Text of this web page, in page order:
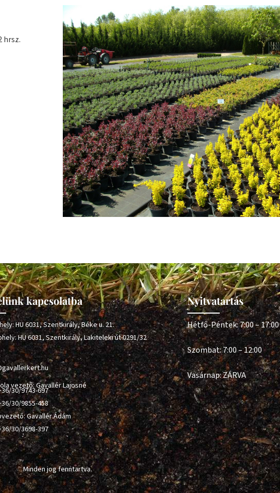
hrsz.
kapcsolatba
HU 6031, Szentkirály, Béke u. 21.
HU 6031, Szentkirály, Lakiteleki út 0291/32
vezető: Gavallér Lajosné
30/9743-697
30/9855-458
Gavallér Ádám
30/3698-397
Nyitvatartás
Hétfő-Péntek: 7:00 – 17:00
Szombat: 7:00 – 12:00
Vasárnap: ZÁRVA
Minden jog fenntartva.